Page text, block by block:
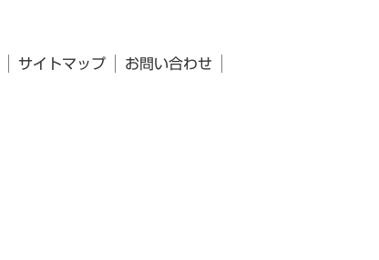
サイトマップ お問い合わせ